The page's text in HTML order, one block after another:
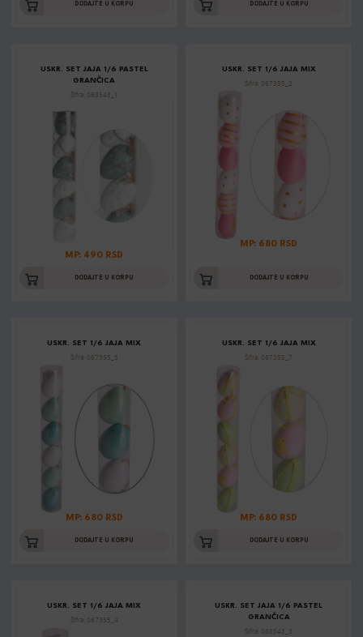
DODAJTE U KORPU DODAJTE U KORPU
USKR. SET JAJA 1/6 PASTEL
GRANČICA
Šifra: 068543_1
MP: 490 RSD
DODAJTE U KORPU
USKR. SET 1/6 JAJA MIX
Šifra: 067355_2
MP: 680 RSD
DODAJTE U KORPU
USKR. SET 1/6 JAJA MIX
Šifra: 067355_5
MP: 680 RSD
DODAJTE U KORPU
USKR. SET 1/6 JAJA MIX
Šifra: 067355_7
MP: 680 RSD
DODAJTE U KORPU
USKR. SET 1/6 JAJA MIX
Šifra: 067355_4
USKR. SET JAJA 1/6 PASTEL
GRANČICA
Šifra: 068543_3